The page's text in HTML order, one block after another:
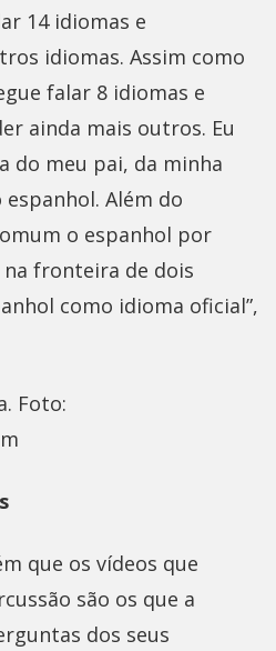
14 idiomas e
idiomas. Assim como
falar 8 idiomas e
ainda mais outros. Eu
do meu pai, da minha
Além do
o espanhol por
fronteira de dois
como idioma oficial”,
Foto:
que os vídeos que
são os que a
dos seus